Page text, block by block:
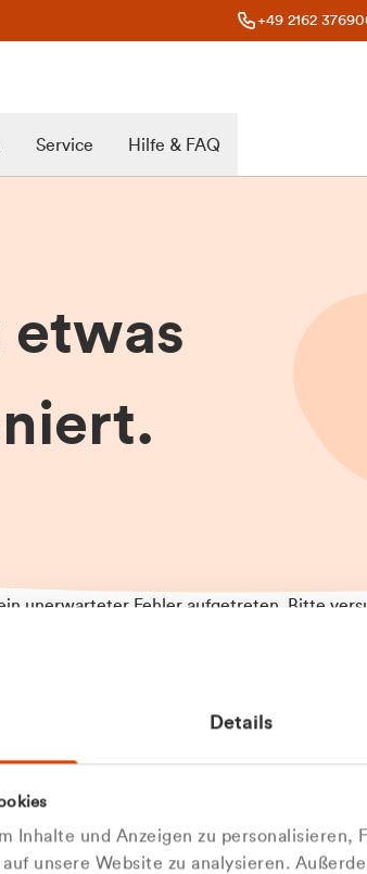
Details
Inhalte und Anzeigen zu personalisieren,
unsere Website zu analysieren.
+49 2162
Service Hilfe & FAQ
etwas
unerwarteter Fehler aufgetreten. Bitte
Fehler an. Wir entschuldigen uns für
Abfallberater
kontaktieren Sie